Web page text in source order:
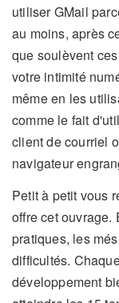
utiliser GMail
au moins, après
que soulèvent
votre intimité
même en les
comme le fait
client de courriel
navigateur
Petit à petit vous
offre cet ouvrage.
pratiques, les
difficultés.
développement